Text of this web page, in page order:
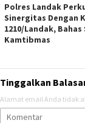
Polres Landak
Sinergitas Dengan
1210/Landak,
Kamtibmas
Tinggalkan
Alamat email Anda tidak